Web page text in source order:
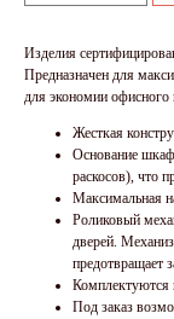
Изделия
Предназначен для
для экономии офисного
Жесткая
Основание
раскосов), что
Максимальная
Роликовый
дверей.
предотвращает
Под заказ